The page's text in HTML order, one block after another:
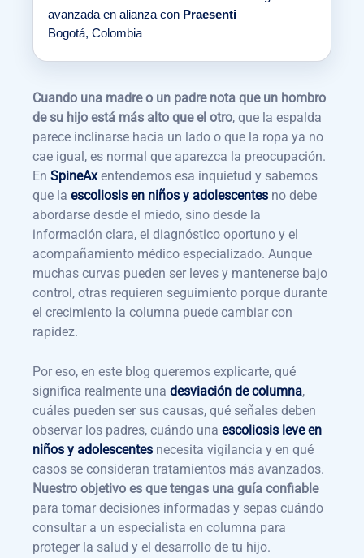
avanzada en alianza con Praesenti
Bogotá, Colombia
Cuando una madre o un padre nota que un hombro
de su hijo está más alto que el otro, que la espalda
parece inclinarse hacia un lado o que la ropa ya no
cae igual, es normal que aparezca la preocupación.
En SpineAx entendemos esa inquietud y sabemos
que la escoliosis en niños y adolescentes no debe
abordarse desde el miedo, sino desde la
información clara, el diagnóstico oportuno y el
acompañamiento médico especializado. Aunque
muchas curvas pueden ser leves y mantenerse bajo
control, otras requieren seguimiento porque durante
el crecimiento la columna puede cambiar con
rapidez.
Por eso, en este blog queremos explicarte, qué
significa realmente una desviación de columna,
cuáles pueden ser sus causas, qué señales deben
observar los padres, cuándo una escoliosis leve en
niños y adolescentes necesita vigilancia y en qué
casos se consideran tratamientos más avanzados.
Nuestro objetivo es que tengas una guía confiable
para tomar decisiones informadas y sepas cuándo
consultar a un especialista en columna para
proteger la salud y el desarrollo de tu hijo.